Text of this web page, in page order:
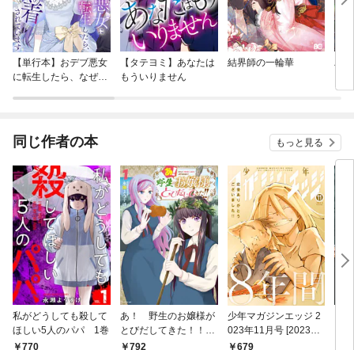
【単行本】おデブ悪女
に転生したら、なぜか
【タテヨミ】あなたは
もういりません
結界師の一輪華
バ
今
同じ作者の本 もっと見る
私がどうしても殺して
ほしい5人のパパ 1巻
770
あ！ 野生のお嬢様が
とびだしてきた！！
（１）
792
少年マガジンエッジ 2
023年11月号 [2023年
10月17日発売]
679